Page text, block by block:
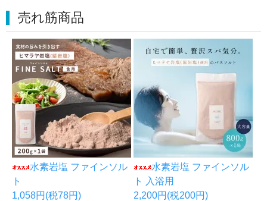
売れ筋商品
水素岩塩 ファインソル
ト
1,058円(税78円)
水素岩塩 ファインソル
ト 入浴用
2,200円(税200円)